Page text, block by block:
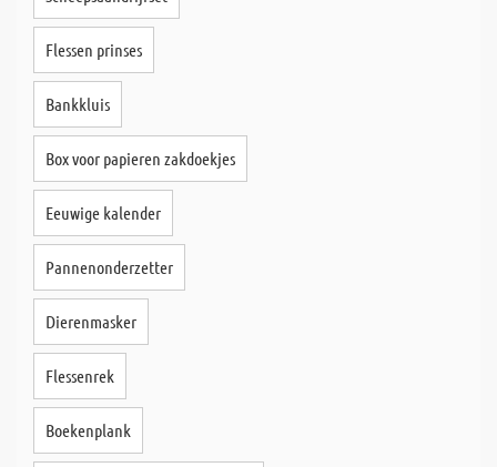
Flessen prinses
Bankkluis
Box voor papieren zakdoekjes
Eeuwige kalender
Pannenonderzetter
Dierenmasker
Flessenrek
Boekenplank